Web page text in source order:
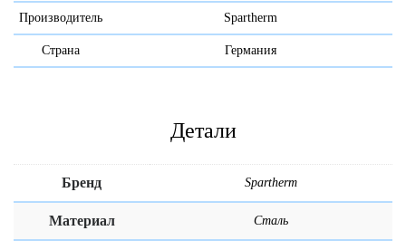
Производитель Spartherm
Страна Германия
Детали
Бренд Spartherm
Материал Сталь